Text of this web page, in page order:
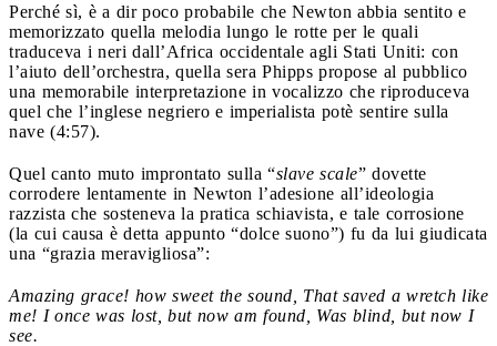
Perché sì, è a dir poco probabile che Newton abbia sentito e
memorizzato quella melodia lungo le rotte per le quali
traduceva i neri dall’Africa occidentale agli Stati Uniti: con
l’aiuto dell’orchestra, quella sera Phipps propose al pubblico
una memorabile interpretazione in vocalizzo che riproduceva
quel che l’inglese negriero e imperialista potè sentire sulla
nave (4:57).
Quel canto muto improntato sulla “slave scale” dovette
corrodere lentamente in Newton l’adesione all’ideologia
razzista che sosteneva la pratica schiavista, e tale corrosione
(la cui causa è detta appunto “dolce suono”) fu da lui giudicata
una “grazia meravigliosa”:
Amazing grace! how sweet the sound, That saved a wretch like
me! I once was lost, but now am found, Was blind, but now I
see.